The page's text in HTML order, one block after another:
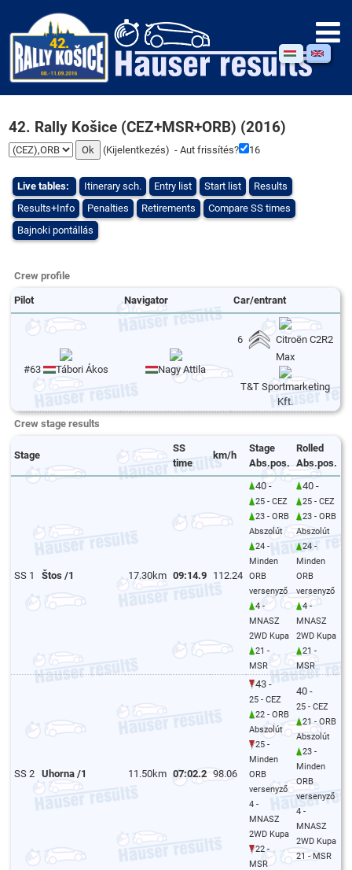
42. Rally Košice (CEZ+MSR+ORB) (2016)
(Kijelentkezés) - Aut frissítés? 16
Live tables: Itinerary sch. Entry list Start list
Results
Results+Info
Penalties Retirements
Compare SS times
Bajnoki pontállás
Crew profile
Pilot Navigator Car/entrant
#63 Tábori Ákos Nagy Attila
6
Citroën C2R2
Max
T&T Sportmarketing
Kft.
Crew stage results
Stage
SS
time
km/h
Stage
Abs.pos.
Rolled
Abs.pos.
SS 1 Štos /1 17.30km 09:14.9 112.24
40 -
25 - CEZ
23 - ORB
Abszolút
24 -
Minden
ORB
versenyző
4 -
MNASZ
2WD Kupa
21 -
MSR
40 -
25 - CEZ
23 - ORB
Abszolút
24 -
Minden
ORB
versenyző
4 -
MNASZ
2WD Kupa
21 -
MSR
SS 2 Uhorna /1 11.50km 07:02.2 98.06
43 -
25 - CEZ
22 - ORB
Abszolút
25 -
Minden
ORB
versenyző
4 -
MNASZ
2WD Kupa
22 -
MSR
40 -
25 - CEZ
21 - ORB
Abszolút
23 -
Minden
ORB
versenyző
4 -
MNASZ
2WD Kupa
21 - MSR